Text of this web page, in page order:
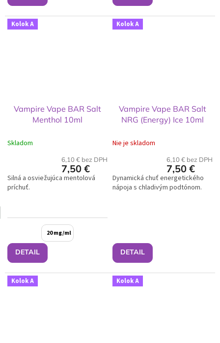
Kolok A
Vampire Vape BAR Salt
Menthol 10ml
Skladom
6,10 € bez DPH
7,50 €
DETAIL
Silná a osviežujúca mentolová
príchuť.
20 mg/ml
Kolok A
Vampire Vape BAR Salt
NRG (Energy) Ice 10ml
Nie je skladom
6,10 € bez DPH
7,50 €
DETAIL
Dynamická chuť energetického
nápoja s chladivým podtónom.
Kolok A Kolok A